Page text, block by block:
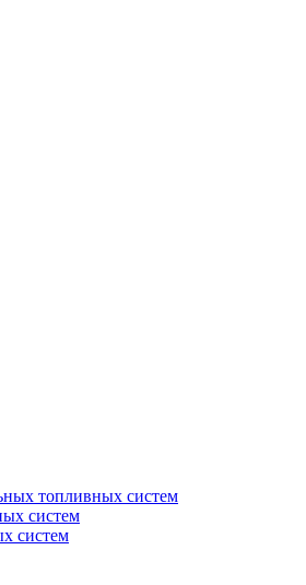
топливных систем
систем
систем